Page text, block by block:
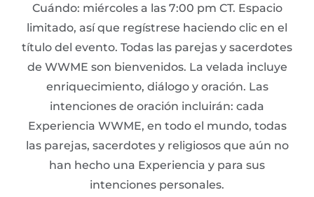
Cuándo: miércoles a las 7:00 pm CT. Espacio
limitado, así que regístrese haciendo clic en el
título del evento. Todas las parejas y sacerdotes
de WWME son bienvenidos. La velada incluye
enriquecimiento, diálogo y oración. Las
intenciones de oración incluirán: cada
Experiencia WWME, en todo el mundo, todas
las parejas, sacerdotes y religiosos que aún no
han hecho una Experiencia y para sus
intenciones personales.